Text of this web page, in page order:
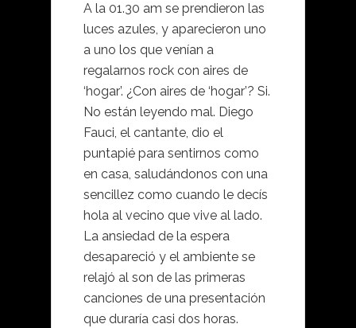
A la 01.30 am se prendieron las
luces azules, y aparecieron uno
a uno los que venían a
regalarnos rock con aires de
‘hogar’. ¿Con aires de ‘hogar’? Si.
No están leyendo mal. Diego
Fauci, el cantante, dio el
puntapié para sentirnos como
en casa, saludándonos con una
sencillez como cuando le decís
hola al vecino que vive al lado.
La ansiedad de la espera
desapareció y el ambiente se
relajó al son de las primeras
canciones de una presentación
que duraría casi dos horas.